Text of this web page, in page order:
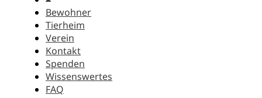
Bewohner
Tierheim
Verein
Kontakt
Spenden
Wissenswertes
FAQ